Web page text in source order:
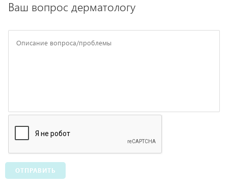
Ваш вопрос дерматологу
ОТПРАВИТЬ